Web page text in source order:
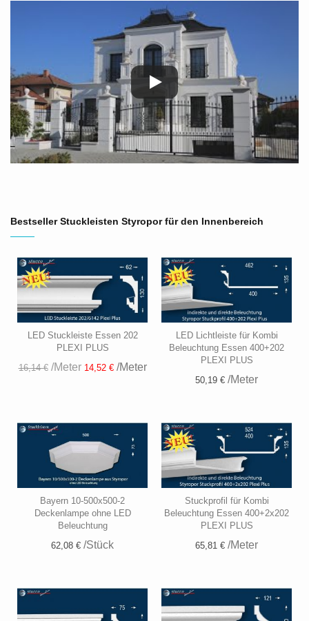
Bestseller Stuckleisten Styropor für den Innenbereich
LED Stuckleiste Essen 202
PLEXI PLUS
16,14 €/Meter 14,52 €/Meter
LED Lichtleiste für Kombi
Beleuchtung Essen 400+202
PLEXI PLUS
50,19 € /Meter
Bayern 10-500x500-2
Deckenlampe ohne LED
Beleuchtung
62,08 € /Stück
Stuckprofil für Kombi
Beleuchtung Essen 400+2x202
PLEXI PLUS
65,81 € /Meter